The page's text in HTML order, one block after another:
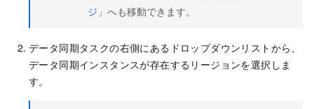
ジ 」へも移動できます。
データ同期タスクの右側にあるドロップダウンリストから、
データ同期インスタンスが存在するリージョンを選択しま
す。